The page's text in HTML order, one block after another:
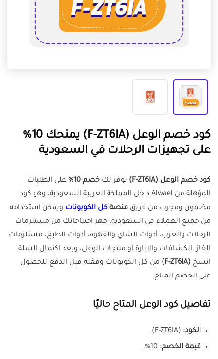
كود خصم الوعل (F-ZT6IA) يمنحك 10%
على تجهيزات الرحلات في السعودية
كود خصم الوعل (F-ZT6IA) يوفر لك خصم 10%
على الطلبات
المؤهلة من Alwael داخل المملكة العربية السعودية، وهو كود
مضمون ومجرب من فريق منصة كل الكوبونات ويمكن استخدامه
من جميع العملاء في السعودية. جهز احتياجاتك من مستلزمات
الرحلات والعزب، أدوات الشاي والقهوة، أدوات الطبخ، مستلزمات
الغاز، الكشافات والإنارة أو منتجات الوعل، وبعد اكتمال السلة
انسخ (F-ZT6IA)
من كل الكوبونات وفعّله قبل الدفع للحصول
على الخصم المتاح.
تفاصيل كود الوعل المتاح حاليًا
الكود: (F-ZT6IA).
قيمة الخصم: